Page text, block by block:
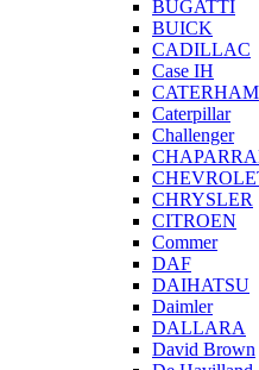
BUGATTI
BUICK
CADILLAC
Case IH
CATERHAM
Caterpillar
Challenger
CHRYSLER
CITROEN
Commer
DAF
DAIHATSU
Daimler
DALLARA
David Brown